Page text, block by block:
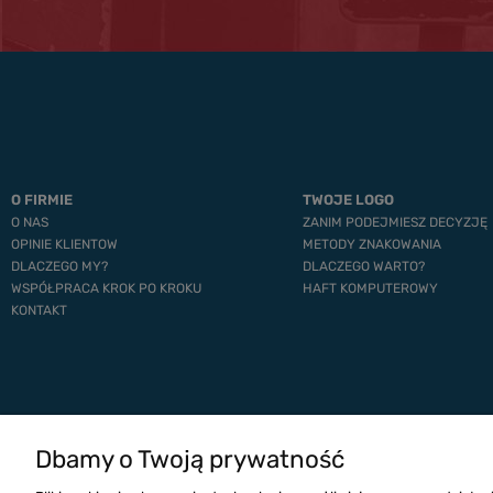
O FIRMIE
O NAS
OPINIE KLIENTOW
DLACZEGO MY?
WSPÓŁPRACA KROK PO KROKU
KONTAKT
TWOJE LOGO
ZANIM PODEJMIESZ DECYZJĘ
METODY ZNAKOWANIA
DLACZEGO WARTO?
HAFT KOMPUTEROWY
Dbamy o Twoją prywatność